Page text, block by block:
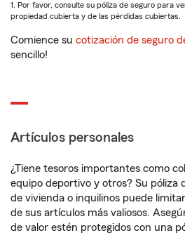
1. Por favor, consulte su póliza de seguro para
propiedad cubierta y de las pérdidas cubiertas.
Comience su cotización de seguro
sencillo!
Artículos personales
¿Tiene tesoros importantes como
equipo deportivo y otros? Su póliza
de vivienda o inquilinos puede
de sus artículos más valiosos.
de valor estén protegidos con una